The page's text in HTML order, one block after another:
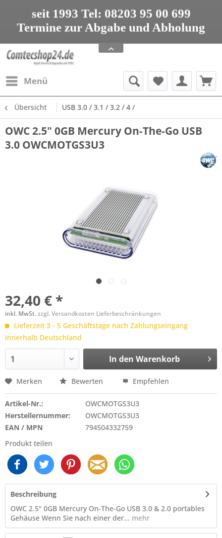
seit 1993 Tel: 08203 95 00 699
Termine zur Abgabe und Abholung
nur nach Vereinbarung
Apple Service, Upgrades und Zubehör
seit 1993 Tel: 08203 95 00 699
Menü
Übersicht USB 3.0 / 3.1 / 3.2 / 4 /
OWC 2.5" 0GB Mercury On-The-Go USB
3.0 OWCMOTGS3U3
32,40 € *
inkl. MwSt.zzgl. Versandkosten Lieferbeschränkungen
Lieferzeit 3 - 5 Geschäftstage nach Zahlungseingang
innerhalb Deutschland
In den Warenkorb
Merken Bewerten Empfehlen
Artikel-Nr.:
OWCMOTGS3U3
Herstellernummer:
OWCMOTGS3U3
EAN / MPN
794504332759
Produkt teilen
Beschreibung
OWC 2.5" 0GB Mercury On-The-Go USB 3.0 & 2.0 portables
Gehäuse Wenn Sie nach einer der... mehr